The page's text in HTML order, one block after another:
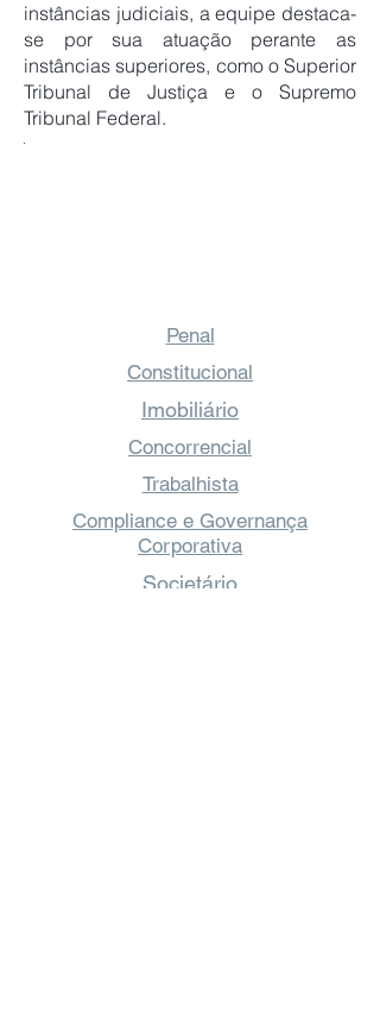
instâncias judiciais, a equipe destaca-
se por sua atuação perante as
instâncias superiores, como o Superior
Tribunal de Justiça e o Supremo
Tribunal Federal.
Penal
Constitucional
Imobiliário
Concorrencial
Trabalhista
Compliance e Governança
Corporativa
Societário